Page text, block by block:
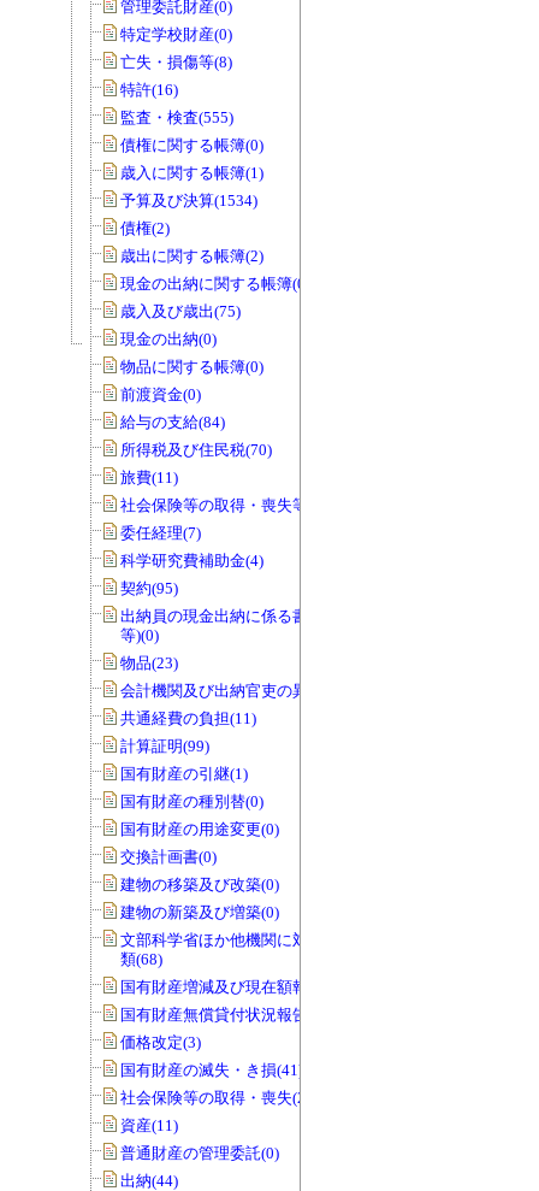
管理委託財産(0)
特定学校財産(0)
亡失・損傷等(8)
特許(16)
監査・検査(555)
債権に関する帳簿(0)
歳入に関する帳簿(1)
予算及び決算(1534)
債権(2)
歳出に関する帳簿(2)
現金の出納に関する帳簿(0)
歳入及び歳出(75)
現金の出納(0)
物品に関する帳簿(0)
前渡資金(0)
給与の支給(84)
所得税及び住民税(70)
旅費(11)
社会保険等の取得・喪失等(0)
委任経理(7)
科学研究費補助金(4)
契約(95)
出納員の現金出納に係る書類(交付伝票
等)(0)
物品(23)
会計機関及び出納官吏の異動(0)
共通経費の負担(11)
計算証明(99)
国有財産の引継(1)
国有財産の種別替(0)
国有財産の用途変更(0)
交換計画書(0)
建物の移築及び改築(0)
建物の新築及び増築(0)
文部科学省ほか他機関に対する報告書
類(68)
国有財産増減及び現在額報告書(32)
国有財産無償貸付状況報告書(0)
価格改定(3)
国有財産の滅失・き損(41)
社会保険等の取得・喪失(25)
資産(11)
普通財産の管理委託(0)
出納(44)